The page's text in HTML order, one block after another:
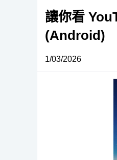
讓你看
(Android)
1/03/2026